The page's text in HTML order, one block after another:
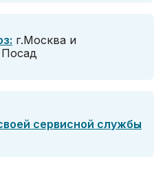
г.Москва и
Посад
сервисной службы